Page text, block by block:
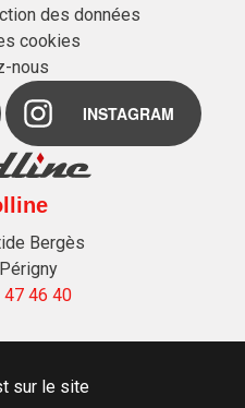
des données
cookies
nous
INSTAGRAM
Bergès
Périgny
47 46 40
sur le site